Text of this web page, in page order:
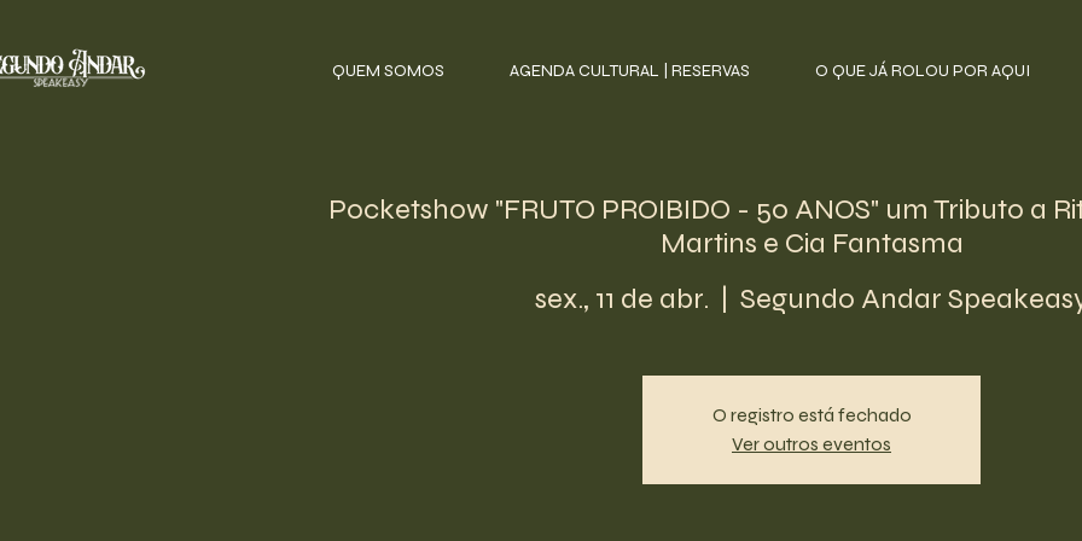
QUEM SOMOS AGENDA CULTURAL | RESERVAS O QUE JÁ ROLOU POR AQUI
Pocketshow "FRUTO PROIBIDO - 50 ANOS" um Tributo a
Martins e Cia Fantasma
sex., 11 de abr.
  |
Segundo Andar
O registro está fechado
Ver outros eventos